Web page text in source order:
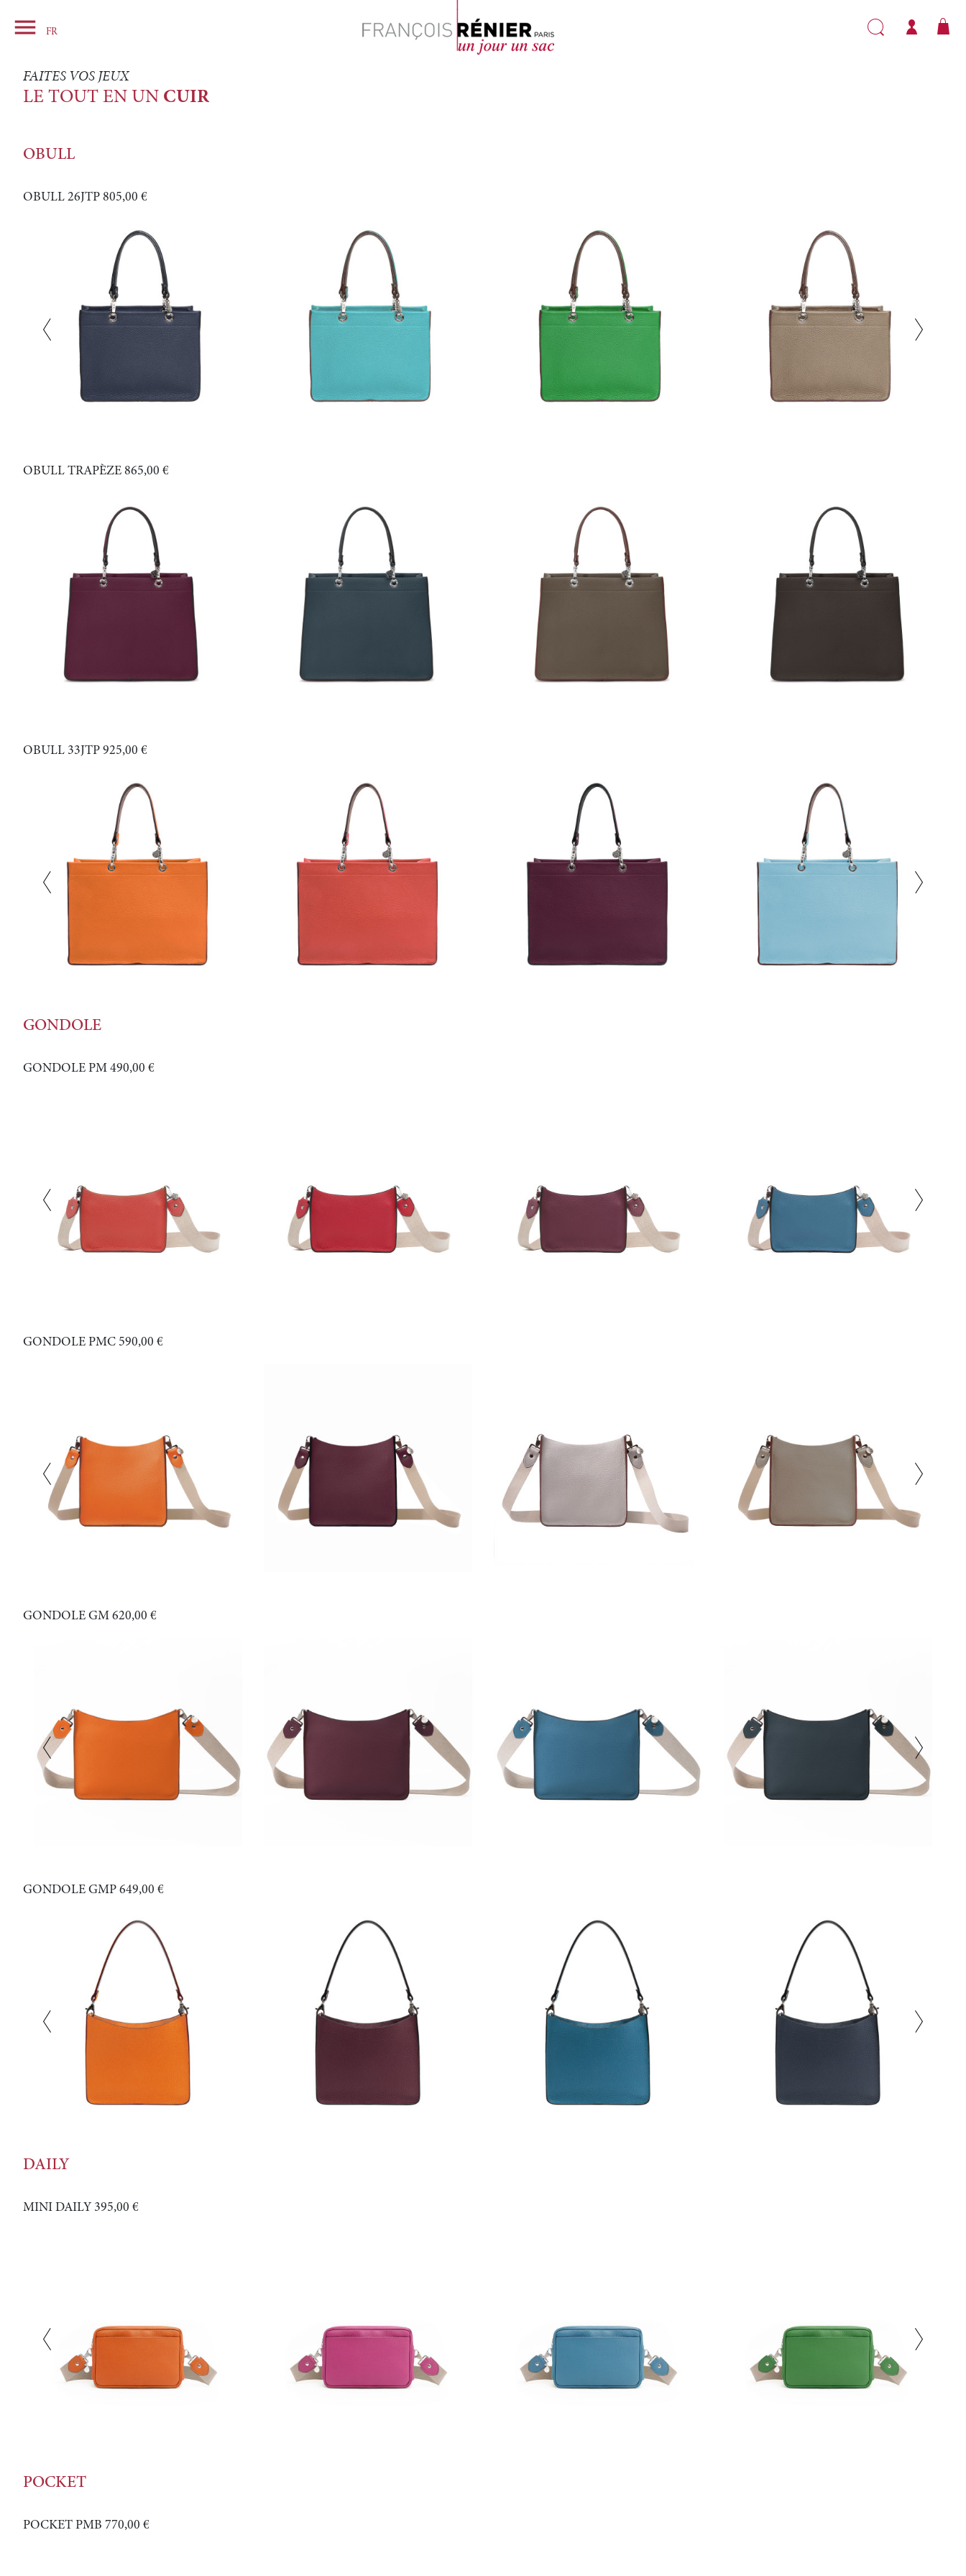
 FR Rechercher
FAITES VOS JEUX
LE TOUT EN UN CUIR
OBULL
OBULL 26JTP 805,00 €
OBULL TRAPÈZE 865,00 €
OBULL 33JTP 925,00 €
GONDOLE
GONDOLE PM 490,00 €
GONDOLE PMC 590,00 €
GONDOLE GM 620,00 €
GONDOLE GMP 649,00 €
DAILY
MINI DAILY 395,00 €
POCKET
POCKET PMB 770,00 €